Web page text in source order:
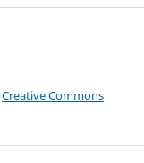
Creative Commons